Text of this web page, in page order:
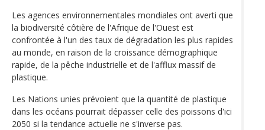
Les agences environnementales mondiales ont averti que
la biodiversité côtière de l'Afrique de l'Ouest est
confrontée à l'un des taux de dégradation les plus rapides
au monde, en raison de la croissance démographique
rapide, de la pêche industrielle et de l'afflux massif de
plastique.
Les Nations unies prévoient que la quantité de plastique
dans les océans pourrait dépasser celle des poissons d'ici
2050 si la tendance actuelle ne s'inverse pas.